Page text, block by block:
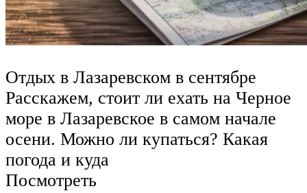
Отдых в Лазаревском в сентябре
Расскажем, стоит ли ехать на Черное
море в Лазаревское в самом начале
осени. Можно ли купаться? Какая
погода и куда
Посмотреть